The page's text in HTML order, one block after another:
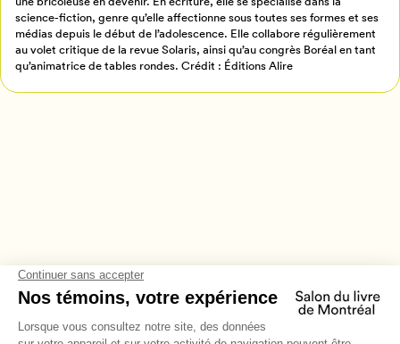
science-fiction, genre qu’elle affectionne sous toutes ses formes et ses
médias depuis le début de l’adolescence. Elle collabore régulièrement
au volet critique de la revue Solaris, ainsi qu’au congrès Boréal en tant
qu’animatrice de tables rondes. Crédit : Éditions Alire